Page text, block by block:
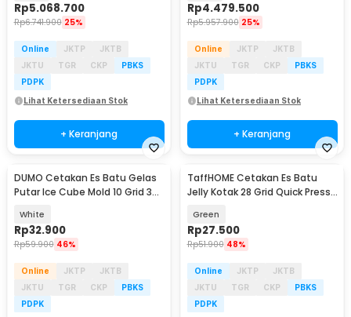
Rp5.068.700
Rp6.741.900 25%
Online JKTP
JKTB
JKTU
TGR CKP
PBKS
PDPK
Lihat Ketersediaan Stok
+ Keranjang
Rp4.479.500
Rp5.957.900 25%
Online JKTP
JKTB
JKTU
TGR CKP
PBKS
PDPK
Lihat Ketersediaan Stok
+ Keranjang
DUMO Cetakan Es Batu Gelas
Putar Ice Cube Mold 10 Grid 3
White
Rp32.900
Rp59.900 46%
Online JKTP
JKTB
JKTU
TGR CKP
PBKS
PDPK
TaffHOME Cetakan Es Batu
Jelly Kotak 28 Grid Quick Press
Green
Rp27.500
Rp51.900 48%
Online JKTP
JKTB
JKTU
TGR CKP
PBKS
PDPK